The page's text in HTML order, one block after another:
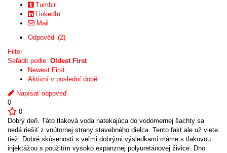
Tumblr
LinkedIn
Mail
Odpovědi (2)
Filter
Seřadit podle: Oldest First
Newest First
Aktivní v poslední době
Napísať odpoveď
0
0
Dobrý deň. Táto tlaková voda natekajúca do vodomernej šachty sa
nedá riešiť z vnútornej strany stavebného dielca. Tento fakt ale už viete
tiež. Dobré skúsenosti s veľmi dobrými výsledkami máme s tlakovou
injektážou s použitím vysoko expanznej polyuretánovej živice. Dno